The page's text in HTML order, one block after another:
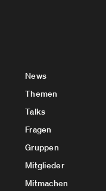
News
Themen
Talks
Fragen
Gruppen
Mitglieder
Mitmachen